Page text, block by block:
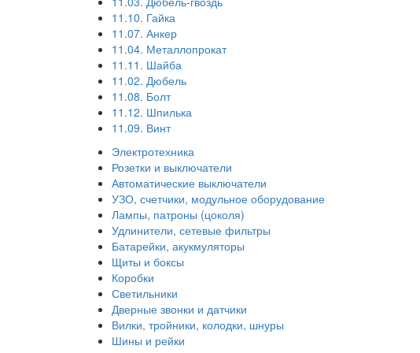
11.10. Гайка
11.07. Анкер
11.04. Металлопрокат
11.11. Шайба
11.02. Дюбель
11.08. Болт
11.12. Шпилька
11.09. Винт
Электротехника
Розетки и выключатели
Автоматические выключатели
УЗО, счетчики, модульное оборудование
Лампы, патроны (цоколя)
Удлинители, сетевые фильтры
Батарейки, акукмуляторы
Щиты и боксы
Коробки
Светильники
Дверные звонки и датчики
Вилки, тройники, колодки, шнуры
Шины и рейки